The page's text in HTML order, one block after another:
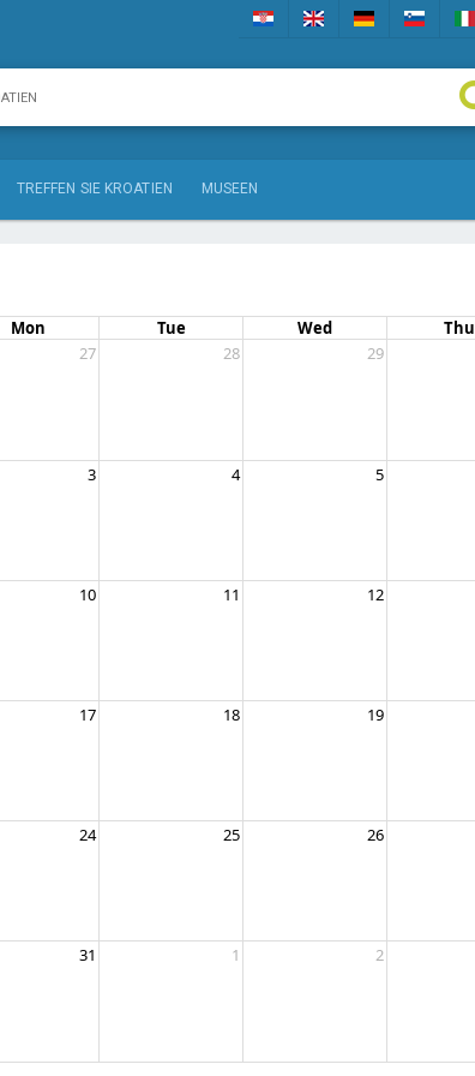
TREFFEN SIE KROATIEN MUSEEN
Mon Tue Wed Thu
27 28 29
3 4 5
10 11 12
17 18 19
24 25 26
31 1 2